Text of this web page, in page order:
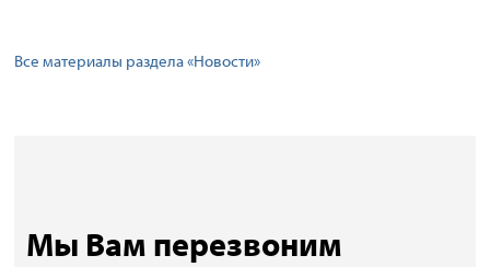
Все материалы раздела «Новости»
Мы Вам перезвоним